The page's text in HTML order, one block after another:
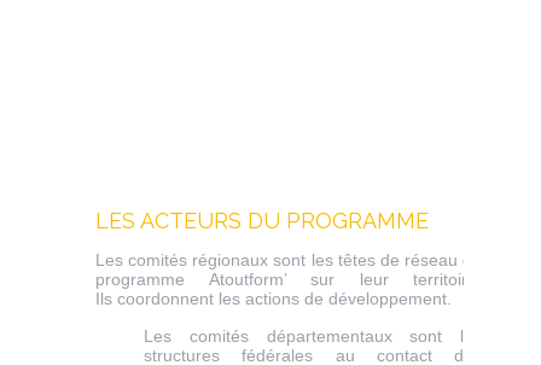
LES ACTEURS DU PROGRAMME
Les comités régionaux sont les têtes de réseau du
programme Atoutform’ sur leur territoire.
Ils coordonnent les actions de développement.
Les comités départementaux sont les
structures fédérales au contact des